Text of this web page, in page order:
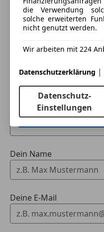
Sitzheizung vorn +
Sitzverstellung,
Sonnenschutzrollo
Travel und Comfort
Fahrerassistenz
Fahrassistenz-
Professional
Gesetzlicher Notruf
Rückfahrkamera
Spurwechselwarnung
Multimedia
BMW Live Cockpit
Eintauschwagen:
Ich möchte mein Auto
(unverbindlich).
Fahrzeugdaten
Dein Name
Deine E-Mail
die Verwendung
solche erweiterten
nicht genutzt werden.
Wir arbeiten mit 224
Datenschutzerklärung |
Datenschutz-
Einstellungen